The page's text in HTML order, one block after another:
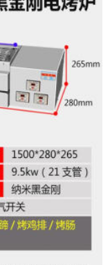
リルグリルグリルバ
外バーベキュースト
ーブ大規模炭火オー
ブン収納トースター
セット=(全三置)+焼
き皿+収納バッグ+焼
き道具